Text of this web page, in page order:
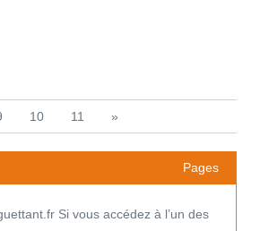
10 11 »
Pages
Si vous accédez à l’un des